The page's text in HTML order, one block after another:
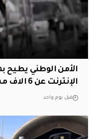
الأمن الوطني يطيح
الإنترنت عن 6 الاف مستخدم في نينوى
قبل يوم واحد